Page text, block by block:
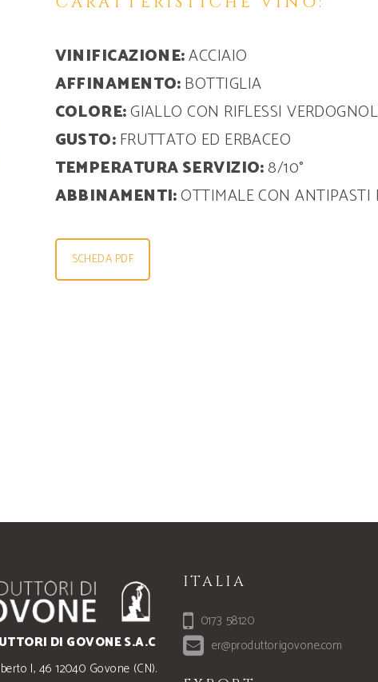
VINIFICAZIONE:ACCIAIO
AFFINAMENTO:BOTTIGLIA
COLORE:GIALLO CON RIFLESSI
GUSTO:FRUTTATO ED ERBACEO
TEMPERATURA SERVIZIO:8/10°
ABBINAMENTI:OTTIMALE CON ANTIPASTI
SCHEDA PDF
DI GOVONE S.A.C
I, 46 12040 Govone (CN).
ITALIA
0173 58120
er@produttorigovone.com